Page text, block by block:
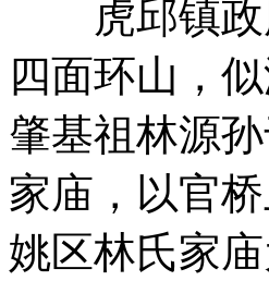
虎邱镇政
四面环山，
肇基祖林源
家庙，以官
姚区林氏家